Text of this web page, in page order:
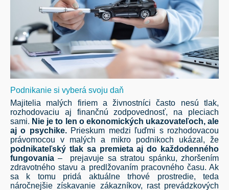
Podnikanie si vyberá svoju daň
Majitelia malých firiem a živnostníci často nesú tlak,
rozhodovaciu aj finančnú zodpovednosť, na pleciach
sami. Nie je to len o ekonomických ukazovateľoch, ale
aj o psychike.Prieskum medzi ľuďmi s rozhodovacou
právomocou v malých a mikro podnikoch ukázal, že
podnikateľský tlak sa premieta aj do každodenného
fungovania – prejavuje sa stratou spánku, zhoršením
zdravotného stavu a predlžovaním pracovného času. Ak
sa k tomu pridá aktuálne trhové prostredie, teda
náročnejšie získavanie zákazníkov, rast prevádzkových